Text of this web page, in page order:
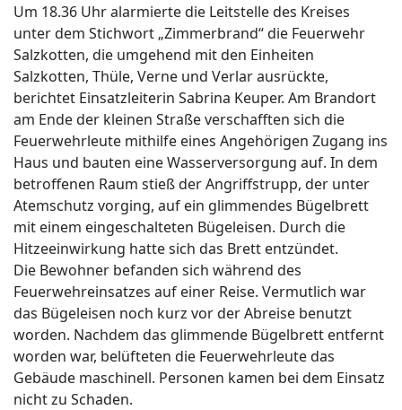
Um 18.36 Uhr alarmierte die Leitstelle des Kreises
unter dem Stichwort „Zimmerbrand“ die Feuerwehr
Salzkotten, die umgehend mit den Einheiten
Salzkotten, Thüle, Verne und Verlar ausrückte,
berichtet Einsatzleiterin Sabrina Keuper. Am Brandort
am Ende der kleinen Straße verschafften sich die
Feuerwehrleute mithilfe eines Angehörigen Zugang ins
Haus und bauten eine Wasserversorgung auf. In dem
betroffenen Raum stieß der Angriffstrupp, der unter
Atemschutz vorging, auf ein glimmendes Bügelbrett
mit einem eingeschalteten Bügeleisen. Durch die
Hitzeeinwirkung hatte sich das Brett entzündet.
Die Bewohner befanden sich während des
Feuerwehreinsatzes auf einer Reise. Vermutlich war
das Bügeleisen noch kurz vor der Abreise benutzt
worden. Nachdem das glimmende Bügelbrett entfernt
worden war, belüfteten die Feuerwehrleute das
Gebäude maschinell. Personen kamen bei dem Einsatz
nicht zu Schaden.